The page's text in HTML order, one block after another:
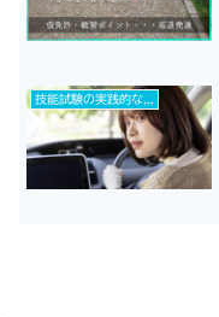
技能試験の実践的な対策とは？